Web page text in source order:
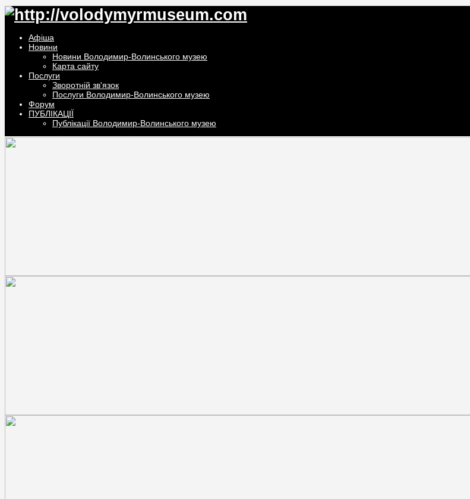
Афiша
Новини
Новини Володимир-Волинського музею
Карта сайту
Послуги
Зворотній зв'язок
Послуги Володимир-Волинського музею
Форум
ПУБЛІКАЦІЇ
Публікації Володимир-Волинського музею